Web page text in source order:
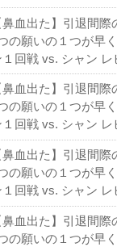
鼻血出た】引退間
の願いの１つが早
１回戦 vs. シャン レ
鼻血出た】引退間
の願いの１つが早
１回戦 vs. シャン レ
鼻血出た】引退間
の願いの１つが早
１回戦 vs. シャン レ
鼻血出た】引退間
の願いの１つが早